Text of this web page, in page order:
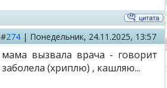
#274 | Понедельник, 24.11.2025, 13:57
мама вызвала врача - говорит
заболела (хриплю) , кашляю...